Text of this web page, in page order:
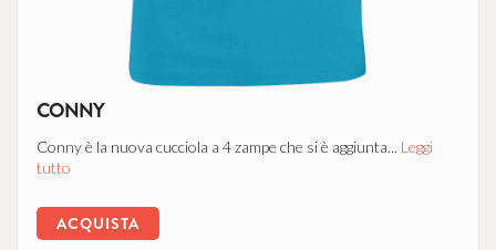
CONNY
Conny è la nuova cucciola a 4 zampe che si è aggiunta... Leggi
tutto
ACQUISTA